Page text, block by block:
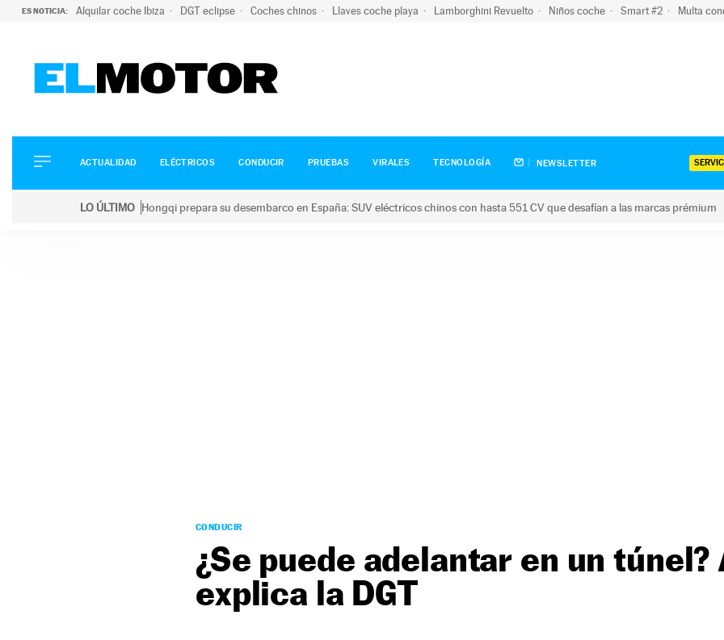
ES NOTICIA: Alquilar coche Ibiza DGT eclipse Coches chinos Llaves coche playa Lamborghini Revuelto Niños coche Smart #2 Multa
ELÉCTRICOS
CONDUCIR
ACTUALIDAD ELÉCTRICOS CONDUCIR PRUEBAS VIRALES TECNOLOGÍA NEWSLETTER
LO ÚLTIMO Hongqi prepara su desembarco en España: SUV eléctricos chinos con hasta 551 CV que desafían a las marcas prémium
CONDUCIR
¿Se puede adelantar en un túnel?
explica la DGT